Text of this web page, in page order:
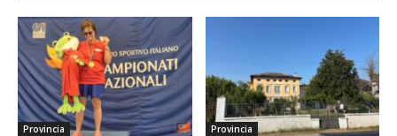
Provincia Provincia